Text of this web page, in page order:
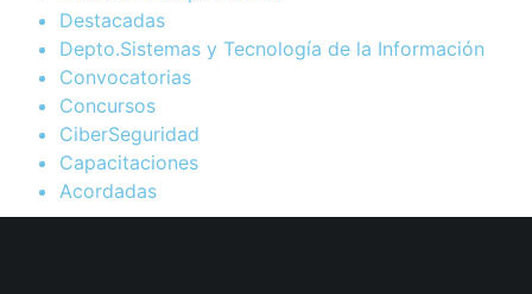
Destacadas
Depto.Sistemas y Tecnología de la Información
Convocatorias
Concursos
CiberSeguridad
Capacitaciones
Acordadas